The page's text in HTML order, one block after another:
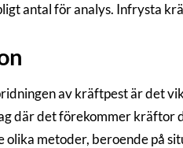
antal för analys. Infrysta
av kräftpest är det
där det förekommer kräftor
metoder, beroende på